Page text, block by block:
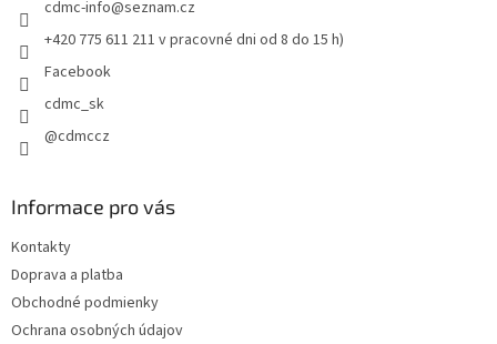
v
cdmc-info@seznam.cz
+420 775 611 211 v pracovné dni od 8 do 15 h)
Facebook
cdmc_sk
@cdmccz
Informace pro vás
Kontakty
Doprava a platba
Obchodné podmienky
Ochrana osobných údajov